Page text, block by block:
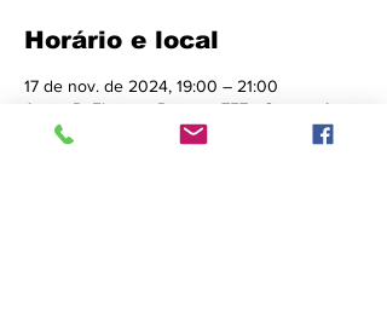
Horário e local
17 de nov. de 2024, 19:00 – 21:00
Assis, R. Floriano Peixoto, 757 - Centro, Assis
- SP, 19800-011, Brasil